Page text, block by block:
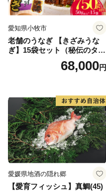
愛知県小牧市
老舗のうなぎ 【きざみうな
ぎ】15袋セット（秘伝のタレ
68,000円
愛媛県地酒の隠れ郷
【愛育フィッシュ】真鯛(45)